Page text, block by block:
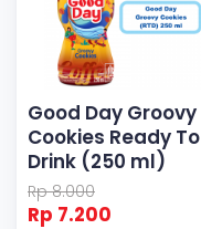
Good Day Groovy
Cookies Ready To
Drink (250 ml)
Rp 8.000
Rp 7.200